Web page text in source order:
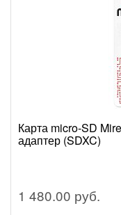
Карта micro-SD
адаптер (SDXC)
1 480.00 руб.